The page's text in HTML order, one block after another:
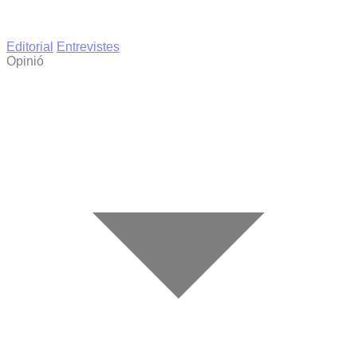
Editorial
Entrevistes
Opinió